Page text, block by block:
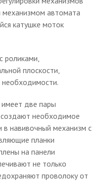
автомата
катушке моток
роликами,
плоскости,
необходимости.
две пары
необходимое
в навивочный механизм с
планки
на панели
не только
проволоку от